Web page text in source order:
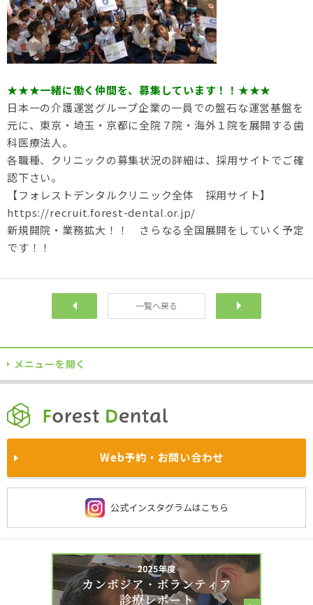
★★★一緒に働く仲間を、募集しています！！★★★
日本一の介護運営グループ企業の一員での盤石な運営基盤を
元に、東京・埼玉・京都に全院７院・海外１院を展開する歯
科医療法人。
各職種、クリニックの募集状況の詳細は、採用サイトでご確
認下さい。
【フォレストデンタルクリニック全体 採用サイト】
https://recruit.forest-dental.or.jp/
新規開院・業務拡大！！ さらなる全国展開をしていく予定
です！！
前へ
一覧へ戻る
メニューを開く
満足度の高い治療のためのお約束
医師・スタッフの姿勢
施設基準に関する当法人の取り組み
チーム医療
インプラント
被せ物と入れ歯 予防歯科
費用・保険について
歯周病治療
訪問診療
院内風景 求人情報
プレスリリース一覧
よくあるご質問
西東京院
鴻巣院 川越院
西新宿院 大宮院
Web予約・お問い合わせ
公式インスタグラムはこちら